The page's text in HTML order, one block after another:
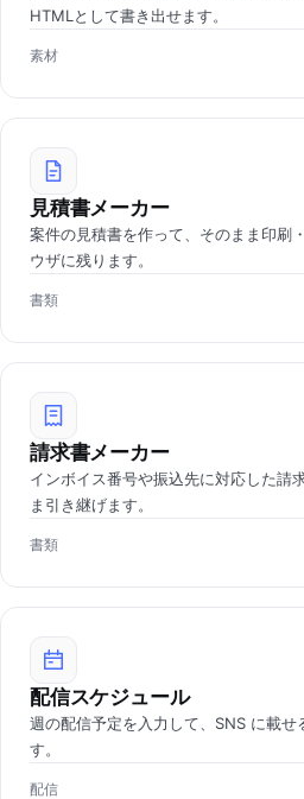
HTMLとして書き出せます。
素材
見積書メーカー
案件の見積書を作って、そのまま印刷
ウザに残ります。
書類
請求書メーカー
インボイス番号や振込先に対応した請
ま引き継げます。
書類
配信スケジュール
週の配信予定を入力して、SNS に載せ
す。
配信